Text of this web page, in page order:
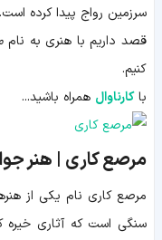
سرزمین رواج پیدا کرده است.
قصد داریم با هنری به نام
کنیم.
باکارناوال همراه باشید...
مرصع کاری | هنر
مرصع کاری نام یکی از
سنگی است که آثاری خیره